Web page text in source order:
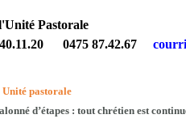
Pastorale
0475 87.42.67
Unité pastorale
d’étapes : tout chrétien est